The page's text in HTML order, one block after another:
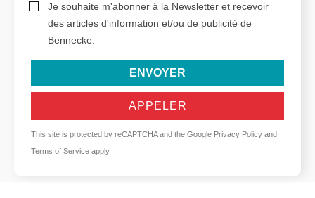
Je souhaite m'abonner à la Newsletter et recevoir
des articles d'information et/ou de publicité de
Bennecke.
ENVOYER
APPELER
This site is protected by reCAPTCHA and the Google Privacy Policy and
Terms of Service apply.